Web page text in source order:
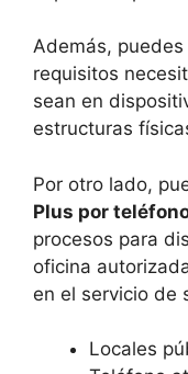
Además,
requisitos
sean en
estructuras
Por otro lado,
Plus por
procesos para
oficina
en el servicio de
Locales